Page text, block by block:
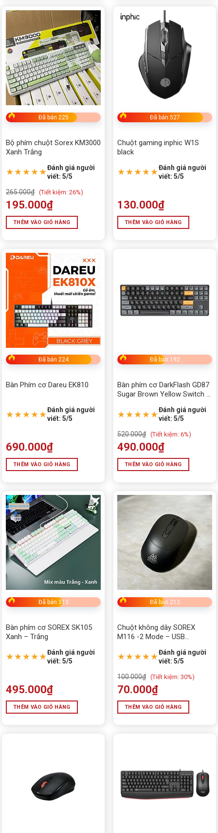
Đã bán 225
Bộ phím chuột Sorex KM3000
Xanh Trắng
★★★★★Đánh giá người
viết: 5/5
265.000₫ (Tiết kiệm: 26%)
195.000₫
THÊM VÀO GIỎ HÀNG
Đã bán 527
Chuột gaming inphic W1S
black
★★★★★Đánh giá người
viết: 5/5
130.000₫
THÊM VÀO GIỎ HÀNG
Đã bán 224
Bàn Phím cơ Dareu EK810
★★★★★Đánh giá người
viết: 5/5
690.000₫
THÊM VÀO GIỎ HÀNG
Đã bán 192
Bàn phím cơ DarkFlash GD87
Sugar Brown Yellow Switch –
Pin, Pin 1200mAh
★★★★★Đánh giá người
viết: 5/5
520.000₫ (Tiết kiệm: 6%)
490.000₫
THÊM VÀO GIỎ HÀNG
Đã bán 313
Bàn phím cơ SOREX SK105
Xanh – Trắng
★★★★★Đánh giá người
viết: 5/5
495.000₫
THÊM VÀO GIỎ HÀNG
Đã bán 213
Chuột không dây SOREX
M116 -2 Mode – USB
★★★★★Đánh giá người
viết: 5/5
100.000₫ (Tiết kiệm: 30%)
70.000₫
THÊM VÀO GIỎ HÀNG